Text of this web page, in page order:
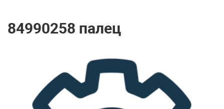
84990258 палец